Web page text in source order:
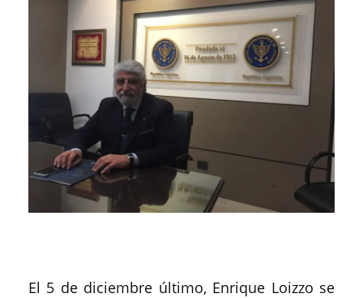
El 5 de diciembre último, Enrique Loizzo se